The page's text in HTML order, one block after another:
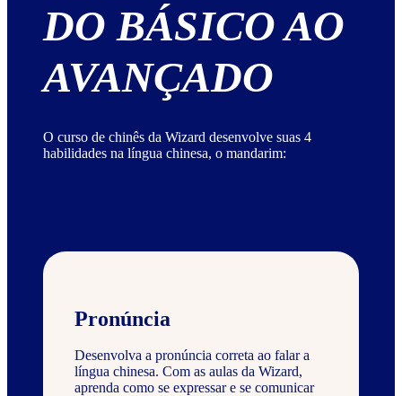
DO BÁSICO AO
AVANÇADO
O curso de chinês da Wizard desenvolve suas 4
habilidades na língua chinesa, o mandarim:
Pronúncia
Desenvolva a pronúncia correta ao falar a
língua chinesa. Com as aulas da Wizard,
aprenda como se expressar e se comunicar